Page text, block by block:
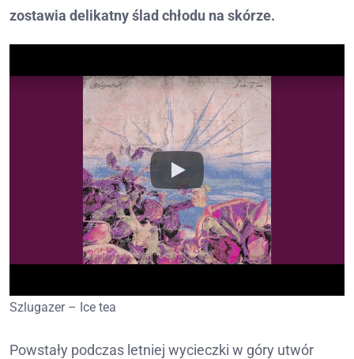
zostawia delikatny ślad chłodu na skórze.
Szlugazer – Ice tea
Powstały podczas letniej wycieczki w góry utwór